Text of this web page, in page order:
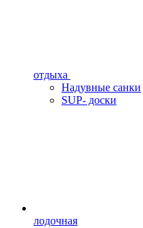
отдыха
Надувные санки
SUP- доски
лодочная